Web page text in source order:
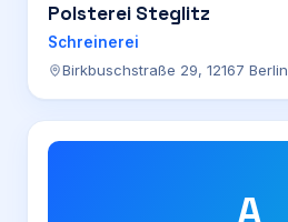
Polsterei Steglitz
Schreinerei
Birkbuschstraße 29, 12167 Berlin
A